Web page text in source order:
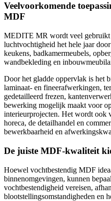
Veelvoorkomende
MDF
MEDITE MR wordt veel gebruikt
luchtvochtigheid het hele jaar
keukens, badkamermeubels,
wandbekleding en
Door het gladde oppervlak is het
laminaat- en fineerafwerkingen,
gedetailleerd frezen,
bewerking mogelijk maakt voor
interieurprojecten. Het wordt ook
horeca, de detailhandel en
bewerkbaarheid en
De juiste MDF-kwaliteit
Hoewel vochtbestendig MDF
binnenomgevingen, kunnen
vochtbestendigheid vereisen,
blootstellingsomstandigheden en